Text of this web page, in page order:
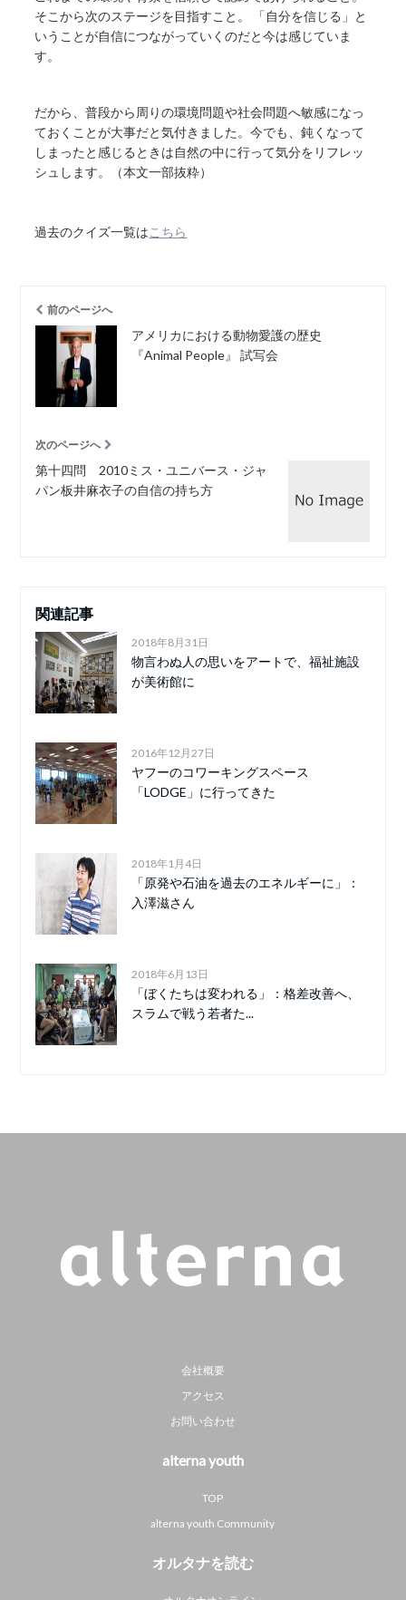
そこから次のステージを目指すこと。 「自分を信じる」と
いうことが自信につながっていくのだと今は感じていま
す。
だから、普段から周りの環境問題や社会問題へ敏感になっ
ておくことが大事だと気付きました。今でも、鈍くなって
しまったと感じるときは自然の中に行って気分をリフレッ
シュします。（本文一部抜粋）
過去のクイズ一覧はこちら
前のページへ
アメリカにおける動物愛護の歴史
『Animal People』 試写会
次のページへ
第十四問 2010ミス・ユニバース・ジャ
パン板井麻衣子の自信の持ち方
関連記事
2018年8月31日
物言わぬ人の思いをアートで、福祉施設
が美術館に
2016年12月27日
ヤフーのコワーキングスペース
「LODGE」に行ってきた
2018年1月4日
「原発や石油を過去のエネルギーに」：
入澤滋さん
2018年6月13日
「ぼくたちは変われる」：格差改善へ、
スラムで戦う若者た...
会社概要
アクセス
お問い合わせ
alterna youth
TOP
alterna youth Community
オルタナを読む